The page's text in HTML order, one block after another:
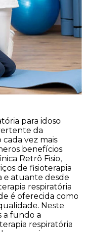
para idoso
da
vez mais
benefícios
Retrô Fisio,
de fisioterapia
e atuante desde
respiratória
é oferecida como
Neste
a fundo a
respiratória